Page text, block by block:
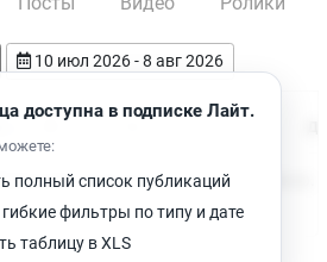
10 июл 2026 - 8 авг 2026
Время чтения
Попробуйте изменить фильтр.
доступна в подписке Лайт.
полный список публикаций
фильтры по типу и дате
таблицу в XLS